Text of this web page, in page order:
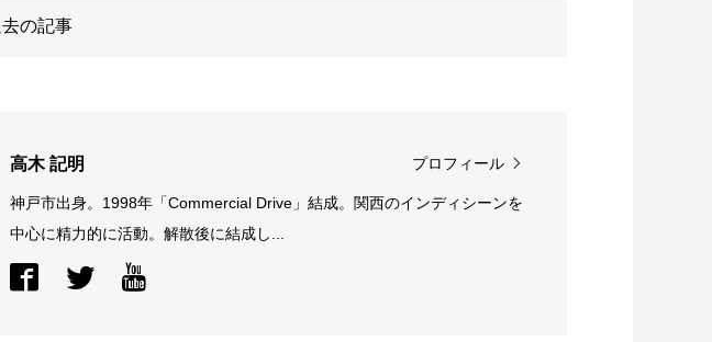
の記事
高木 記明 プロフィール
神戸市出身。1998年「Commercial Drive」結成。関西のインディシーンを
中心に精力的に活動。解散後に結成し...